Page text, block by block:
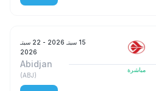
15 سبتـ 2026
- 22 سبتـ
2026
مباشرة
Abidjan
(
ABJ
)